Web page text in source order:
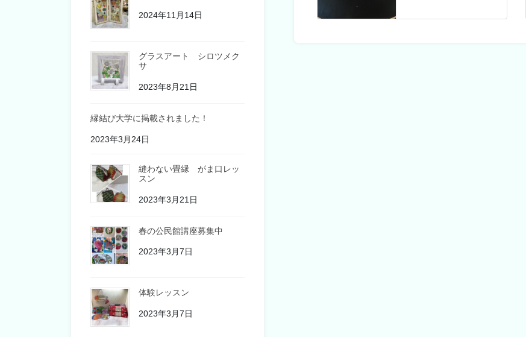
2024年11月14日
グラスアート シロツメク
サ
2023年8月21日
縁結び大学に掲載されました！
2023年3月24日
縫わない畳縁 がま口レッ
スン
2023年3月21日
春の公民館講座募集中
2023年3月7日
体験レッスン
2023年3月7日